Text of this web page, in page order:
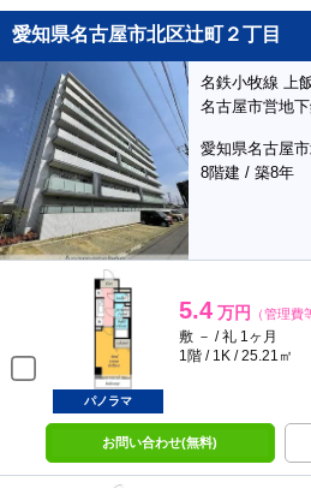
愛知県名古屋市北区辻町２丁目
名鉄小牧線 上
名古屋市営地
愛知県名古屋
8階建 / 築8年
5.4 万円 （管理費
敷 － / 礼 1ヶ月
1階 / 1K / 25.21㎡
パノラマ
お問い合わせ(無料)